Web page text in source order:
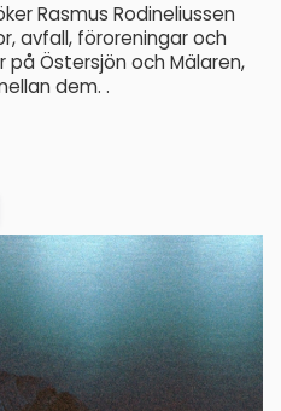
Rasmus Rodineliussen
avfall, föroreningar och
på Östersjön och Mälaren,
dem. .